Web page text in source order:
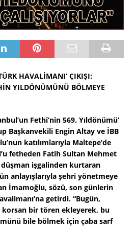
HAVALİMANI’ ÇIKIŞI:
YILDÖNÜMÜNÜ BÖLMEYE
Fethi’nin 569. Yıldönümü’
Başkanvekili Engin Altay ve İBB
katılımlarıyla Maltepe’de
fetheden Fatih Sultan Mehmet
işgalinden kurtaran
anlayışlarıyla şehri yönetmeye
İmamoğlu, sözü, son günlerin
getirdi. “Bugün,
korsan bir tören ekleyerek, bu
bile bölmek için çaba sarf